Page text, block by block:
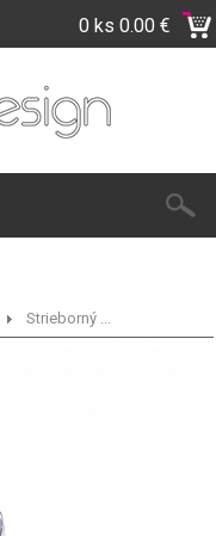
0 ks 0.00 €
Strieborný ...